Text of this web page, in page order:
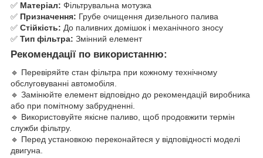
✅ Матеріал: Фільтрувальна мотузка
✅ Призначення: Грубе очищення дизельного палива
✅ Стійкість: До паливних домішок і механічного зносу
✅ Тип фільтра: Змінний елемент
Рекомендації по використанню:
🔹 Перевіряйте стан фільтра при кожному технічному
обслуговуванні автомобіля.
🔹 Замінюйте елемент відповідно до рекомендацій виробника
або при помітному забрудненні.
🔹 Використовуйте якісне паливо, щоб продовжити термін
служби фільтру.
🔹 Перед установкою переконайтеся у відповідності моделі
двигуна.